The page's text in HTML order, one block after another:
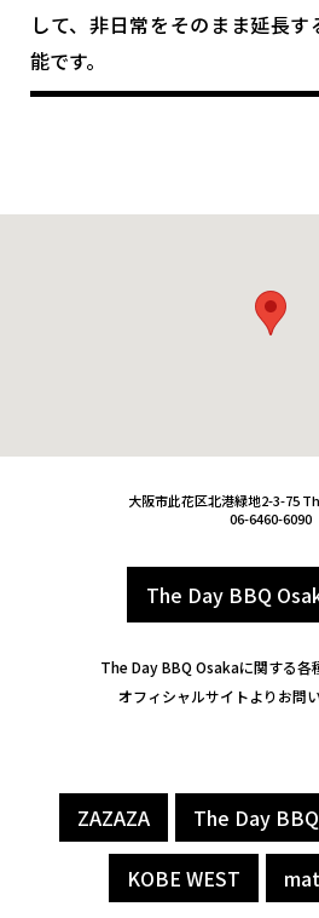
して、非日常をそのまま延長
能です。
大阪市此花区北港緑地2-3-75
06-6460-6090
The Day BBQ
The Day BBQ Osakaに関する各
オフィシャルサイトよりお問
ZAZAZA The Day
KOBE WEST